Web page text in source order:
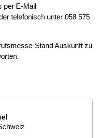
per E-Mail
telefonisch unter 058 575
Stand Auskunft zu